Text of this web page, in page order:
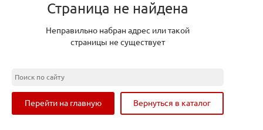
Страница не найдена
Неправильно набран адрес или такой
страницы не существует
Перейти на главную Вернуться в каталог